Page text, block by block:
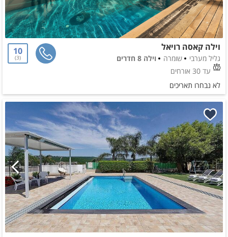
וילה קאסה רויאל
גליל מערבי שומרה
וילה 8 חדרים
עד 30 אורחים
10
3
לא נבחרו תאריכים